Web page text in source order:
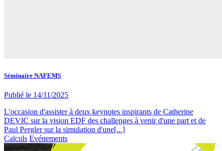
Séminaire NAFEMS
Publié le 14/11/2025
L'occasion d'assister à deux keynotes inspirants de Catherine
DEVIC sur la vision EDF des challenges à venir d'une part et de
Paul Pergler sur la simulation d'une[...]
Calculs Evénements